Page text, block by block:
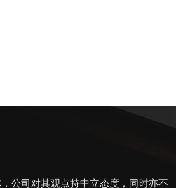
公司对其观点持中立态度，同时亦不